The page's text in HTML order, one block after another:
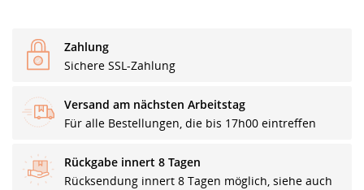
Zahlung
Sichere SSL-Zahlung
Versand am nächsten Arbeitstag
Für alle Bestellungen, die bis 17h00 eintreffen
Rückgabe innert 8 Tagen
Rücksendung innert 8 Tagen möglich, siehe auch